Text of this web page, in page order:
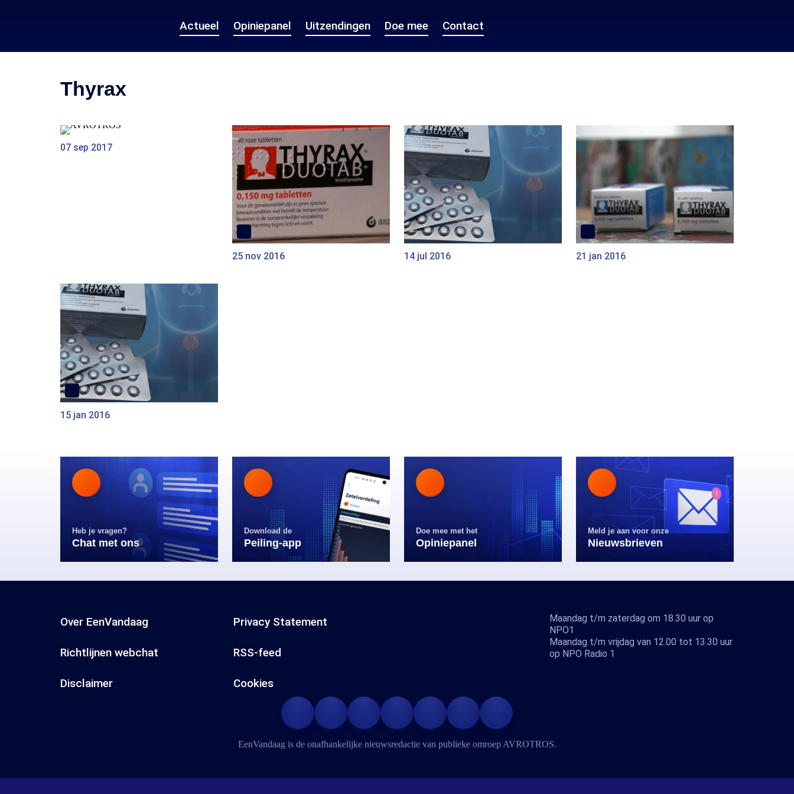
Actueel Opiniepanel Uitzendingen Doe mee Contact
Thyrax
07 sep 2017
25 nov 2016 14 jul 2016 21 jan 2016
15 jan 2016
Heb je vragen?
Chat met ons
Download de
Peiling-app
Doe mee met het
Opiniepanel
Meld je aan voor onze
Nieuwsbrieven
Over EenVandaag Privacy Statement
Richtlijnen webchat RSS-feed
Disclaimer Cookies
Maandag t/m zaterdag om 18.30 uur op
NPO1
Maandag t/m vrijdag van 12.00 tot 13.30 uur
op NPO Radio 1
EenVandaag is de onafhankelijke nieuwsredactie van publieke omroep AVROTROS.